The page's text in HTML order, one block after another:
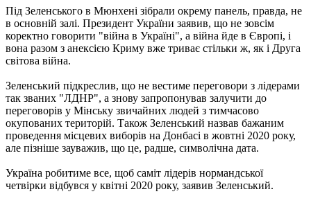
Під Зеленського в Мюнхені зібрали окрему панель, правда, не
в основній залі. Президент України заявив, що не зовсім
коректно говорити "війна в Україні", а війна йде в Європі, і
вона разом з анексією Криму вже триває стільки ж, як і Друга
світова війна.
Зеленський підкреслив, що не вестиме переговори з лідерами
так званих "ЛДНР", а знову запропонував залучити до
переговорів у Мінську звичайних людей з тимчасово
окупованих територій. Також Зеленський назвав бажаним
проведення місцевих виборів на Донбасі в жовтні 2020 року,
але пізніше зауважив, що це, радше, символічна дата.
Україна робитиме все, щоб саміт лідерів нормандської
четвірки відбувся у квітні 2020 року, заявив Зеленський.